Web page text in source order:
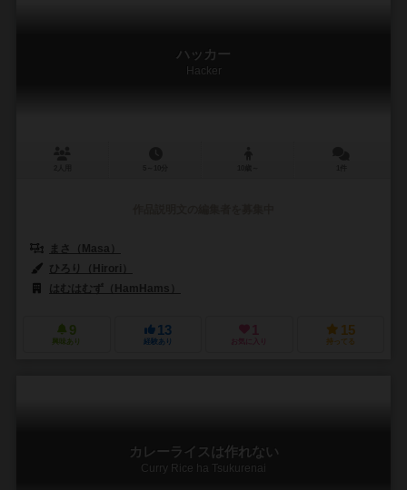
ハッカー
Hacker
まさ（Masa）
ひろり（Hirori）
はむはむず（HamHams）
9
興味あり
13
経験あり
1
お気に入り
15
持ってる
カレーライスは作れない
Curry Rice ha Tsukurenai